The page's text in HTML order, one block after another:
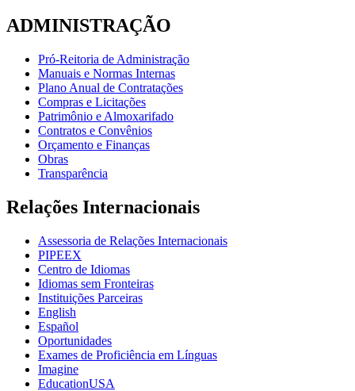
ADMINISTRAÇÃO
Pró-Reitoria de Administração
Manuais e Normas Internas
Plano Anual de Contratações
Compras e Licitações
Patrimônio e Almoxarifado
Contratos e Convênios
Orçamento e Finanças
Obras
Transparência
Relações Internacionais
Assessoria de Relações Internacionais
PIPEEX
Centro de Idiomas
Idiomas sem Fronteiras
Instituições Parceiras
English
Español
Oportunidades
Exames de Proficiência em Línguas
Imagine
EducationUSA